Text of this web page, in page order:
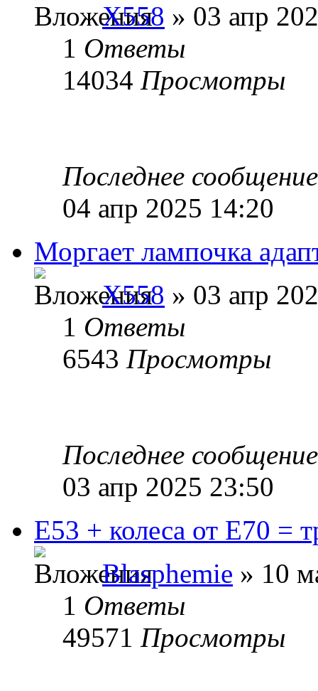
X558 » 03 апр
1 Ответы
14034 Просмотры
Последнее
04 апр 2025 14:20
Моргает лампочка
X558 » 03 апр
1 Ответы
6543 Просмотры
Последнее
03 апр 2025 23:50
E53 + колеса от E70 =
Blasphemie » 10
1 Ответы
49571 Просмотры